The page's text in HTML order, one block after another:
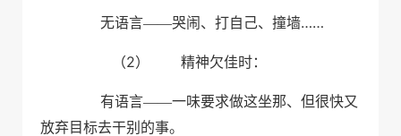
无语言——哭闹、打自己、撞墙……
（2） 精神欠佳时：
有语言——一味要求做这坐那、但很快又
放弃目标去干别的事。